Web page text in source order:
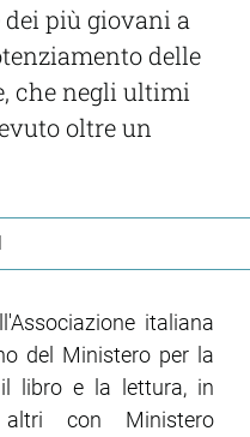
più giovani a
delle
che negli ultimi
oltre un
italiana
del Ministero per la
libro e la lettura, in
con Ministero